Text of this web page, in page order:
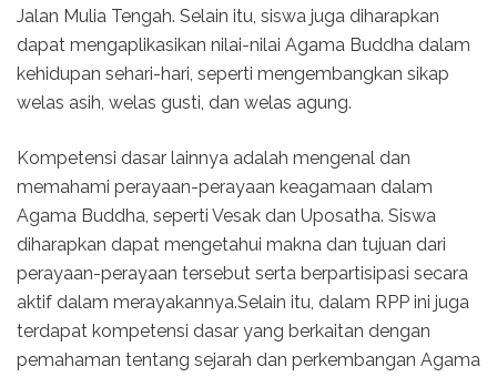
Jalan Mulia Tengah. Selain itu, siswa juga diharapkan
dapat mengaplikasikan nilai-nilai Agama Buddha dalam
kehidupan sehari-hari, seperti mengembangkan sikap
welas asih, welas gusti, dan welas agung.
Kompetensi dasar lainnya adalah mengenal dan
memahami perayaan-perayaan keagamaan dalam
Agama Buddha, seperti Vesak dan Uposatha. Siswa
diharapkan dapat mengetahui makna dan tujuan dari
perayaan-perayaan tersebut serta berpartisipasi secara
aktif dalam merayakannya.Selain itu, dalam RPP ini juga
terdapat kompetensi dasar yang berkaitan dengan
pemahaman tentang sejarah dan perkembangan Agama